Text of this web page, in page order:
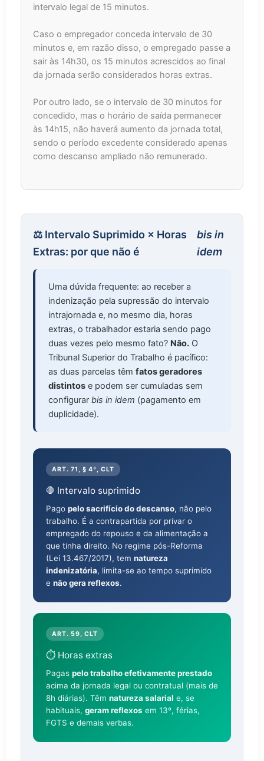
intervalo legal de 15 minutos.
Caso o empregador conceda intervalo de 30
minutos e, em razão disso, o empregado passe a
sair às 14h30, os 15 minutos acrescidos ao final
da jornada serão considerados horas extras.
Por outro lado, se o intervalo de 30 minutos for
concedido, mas o horário de saída permanecer
às 14h15, não haverá aumento da jornada total,
sendo o período excedente considerado apenas
como descanso ampliado não remunerado.
⚖️ Intervalo Suprimido × Horas
Extras: por que não é
bis in
idem
Uma dúvida frequente: ao receber a
indenização pela supressão do intervalo
intrajornada e, no mesmo dia, horas
extras, o trabalhador estaria sendo pago
duas vezes pelo mesmo fato? Não. O
Tribunal Superior do Trabalho é pacífico:
as duas parcelas têm fatos geradores
distintos e podem ser cumuladas sem
configurar bis in idem (pagamento em
duplicidade).
ART. 71, § 4º, CLT
🛑 Intervalo suprimido
Pago pelo sacrifício do descanso, não pelo
trabalho. É a contrapartida por privar o
empregado do repouso e da alimentação a
que tinha direito. No regime pós-Reforma
(Lei 13.467/2017), tem natureza
indenizatória, limita-se ao tempo suprimido
e não gera reflexos.
ART. 59, CLT
⏱️ Horas extras
Pagas pelo trabalho efetivamente prestado
acima da jornada legal ou contratual (mais de
8h diárias). Têm natureza salarial e, se
habituais, geram reflexos em 13º, férias,
FGTS e demais verbas.